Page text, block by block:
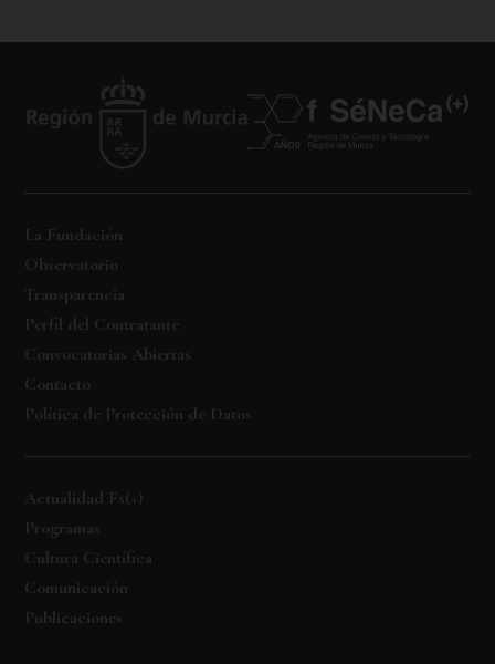
La Fundación
Observatorio
Transparencia
Perfil del Contratante
Convocatorias Abiertas
Contacto
Política de Protección de Datos
Actualidad Fs(+)
Programas
Cultura Científica
Comunicación
Publicaciones